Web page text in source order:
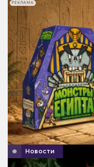
Новости
РЕКЛАМА